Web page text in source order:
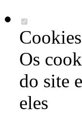
Os
do site
eles